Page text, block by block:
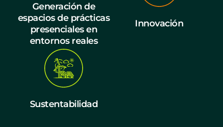
Generación de
espacios de prácticas
presenciales en
entornos reales
Innovación
Sustentabilidad